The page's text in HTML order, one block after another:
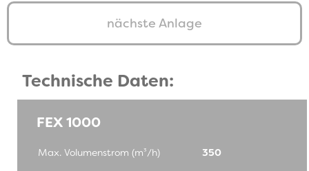
nächste Anlage
Technische Daten:
FEX 1000
Max. Volumenstrom (m³/h) 350